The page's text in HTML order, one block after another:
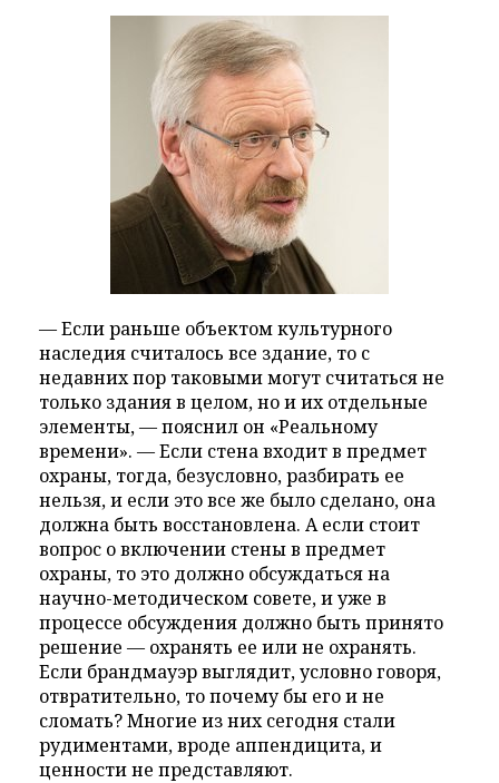
— Если раньше объектом культурного
наследия считалось все здание, то с
недавних пор таковыми могут считаться не
только здания в целом, но и их отдельные
элементы, — пояснил он «Реальному
времени». — Если стена входит в предмет
охраны, тогда, безусловно, разбирать ее
нельзя, и если это все же было сделано, она
должна быть восстановлена. А если стоит
вопрос о включении стены в предмет
охраны, то это должно обсуждаться на
научно-методическом совете, и уже в
процессе обсуждения должно быть принято
решение — охранять ее или не охранять.
Если брандмауэр выглядит, условно говоря,
отвратительно, то почему бы его и не
сломать? Многие из них сегодня стали
рудиментами, вроде аппендицита, и
ценности не представляют.